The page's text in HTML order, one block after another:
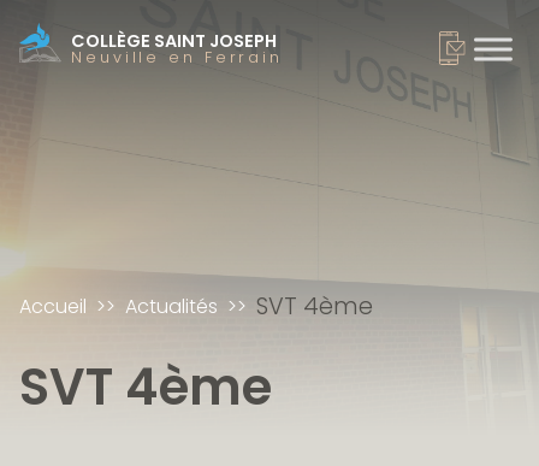
COLLÈGE SAINT JOSEPH
Neuville en Ferrain
Accueil Actualités SVT 4ème
SVT 4ème